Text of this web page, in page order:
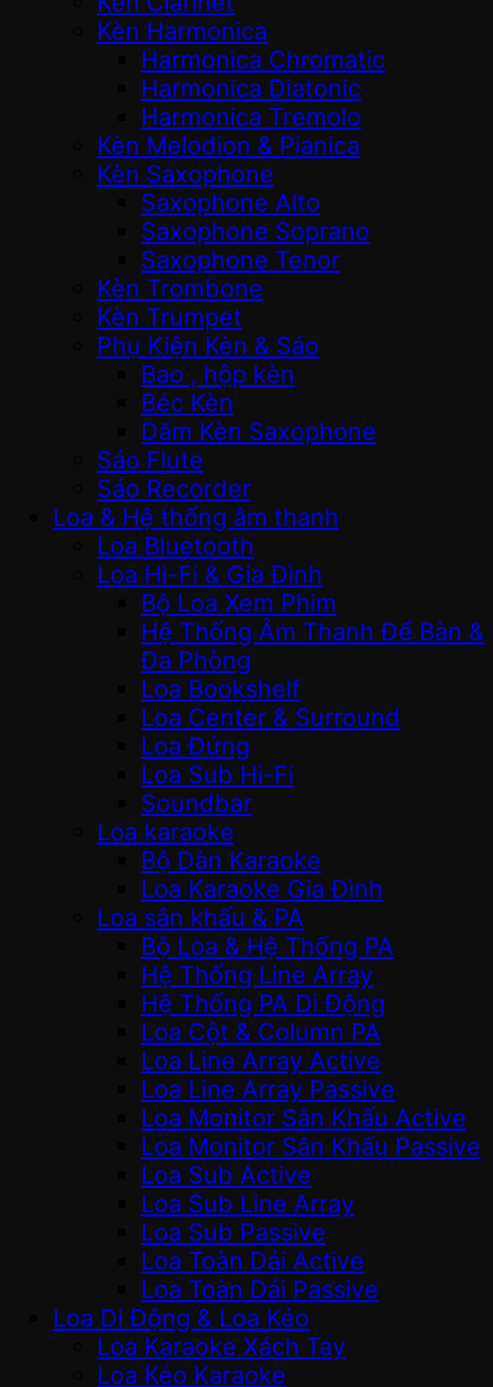
Kèn Harmonica
Harmonica Chromatic
Harmonica Diatonic
Harmonica Tremolo
Kèn Melodion & Pianica
Kèn Saxophone
Saxophone Alto
Saxophone Soprano
Saxophone Tenor
Kèn Trombone
Kèn Trumpet
Phụ Kiện Kèn & Sáo
Bao , hộp kèn
Béc Kèn
Dăm Kèn Saxophone
Sáo Flute
Sáo Recorder
Loa & Hệ thống âm thanh
Loa Bluetooth
Loa Hi-Fi & Gia Đình
Bộ Loa Xem Phim
Hệ Thống Âm Thanh Để Bàn &
Đa Phòng
Loa Bookshelf
Loa Center & Surround
Loa Đứng
Loa Sub Hi-Fi
Soundbar
Loa karaoke
Bộ Dàn Karaoke
Loa Karaoke Gia Đình
Loa sân khấu & PA
Bộ Loa & Hệ Thống PA
Hệ Thống Line Array
Hệ Thống PA Di Động
Loa Cột & Column PA
Loa Line Array Active
Loa Line Array Passive
Loa Monitor Sân Khấu Active
Loa Monitor Sân Khấu Passive
Loa Sub Active
Loa Sub Line Array
Loa Sub Passive
Loa Toàn Dải Active
Loa Toàn Dải Passive
Loa Di Động & Loa Kéo
Loa Karaoke Xách Tay
Loa Kéo Karaoke